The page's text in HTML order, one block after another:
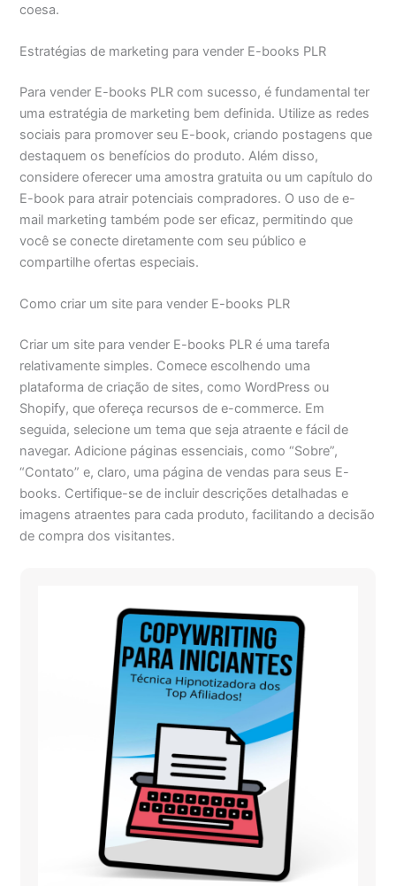
coesa.
Estratégias de marketing para vender E-books PLR
Para vender E-books PLR com sucesso, é fundamental ter
uma estratégia de marketing bem definida. Utilize as redes
sociais para promover seu E-book, criando postagens que
destaquem os benefícios do produto. Além disso,
considere oferecer uma amostra gratuita ou um capítulo do
E-book para atrair potenciais compradores. O uso de e-
mail marketing também pode ser eficaz, permitindo que
você se conecte diretamente com seu público e
compartilhe ofertas especiais.
Como criar um site para vender E-books PLR
Criar um site para vender E-books PLR é uma tarefa
relativamente simples. Comece escolhendo uma
plataforma de criação de sites, como WordPress ou
Shopify, que ofereça recursos de e-commerce. Em
seguida, selecione um tema que seja atraente e fácil de
navegar. Adicione páginas essenciais, como “Sobre”,
“Contato” e, claro, uma página de vendas para seus E-
books. Certifique-se de incluir descrições detalhadas e
imagens atraentes para cada produto, facilitando a decisão
de compra dos visitantes.